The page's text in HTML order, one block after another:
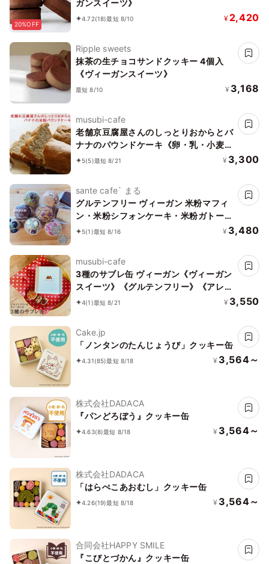
20%OFF
ガンスイーツ》
4.72(18)最短 8/10 ¥ 2,420
Ripple sweets
抹茶の生チョコサンドクッキー 4個入
《ヴィーガンスイーツ》
最短 8/10 ¥ 3,168
musubi-cafe
老舗京豆腐屋さんのしっとりおからとバ
ナナのパウンドケーキ《卵・乳・小麦・
白砂糖不使用》《ヴィーガンスイーツ》
5(5)最短 8/21 ¥ 3,300
sante cafe` まる
グルテンフリー ヴィーガン 米粉マフィ
ン・米粉シフォンケーキ・米粉ガトーシ
ョコラセット(NEW07）《ヴィーガン
5(1)最短 8/16 ¥ 3,480
musubi-cafe
3種のサブレ缶 ヴィーガン《ヴィーガン
スイーツ》《グルテンフリー》《アレル
ギー配慮》
4(1)最短 8/21 ¥ 3,550
Cake.jp
「ノンタンのたんじょうび」クッキー缶
4.31(85)最短 8/18 ¥ 3,564～
株式会社DADACA
『パンどろぼう』クッキー缶
4.63(8)最短 8/18 ¥ 3,564～
株式会社DADACA
「はらぺこあおむし」クッキー缶
4.26(19)最短 8/18 ¥ 3,564～
合同会社HAPPY SMILE
『こびとづかん』クッキー缶